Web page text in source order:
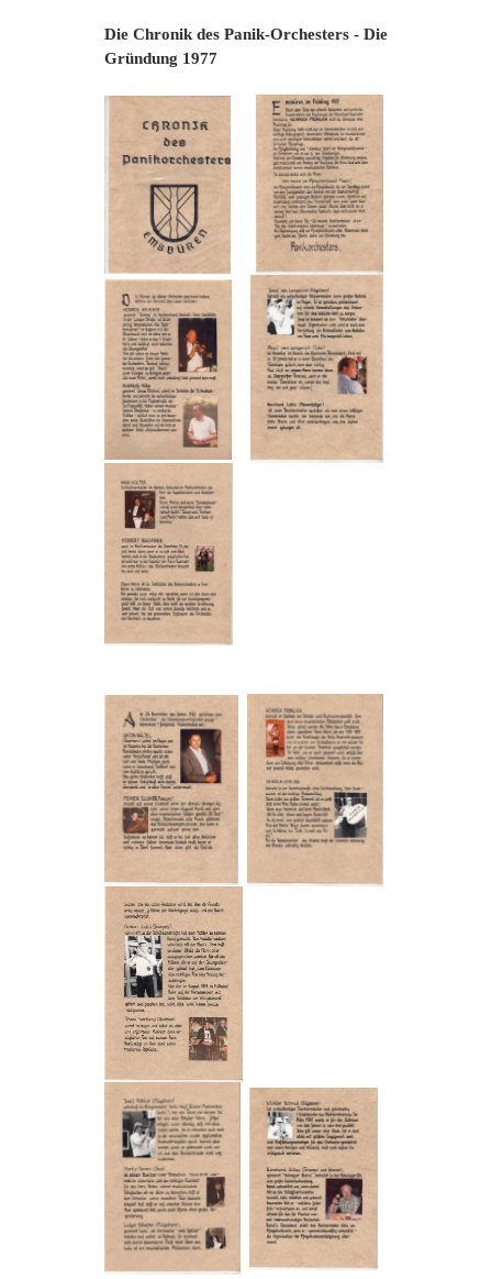
Die Chronik des Panik-Orchesters - Die
Gründung 1977